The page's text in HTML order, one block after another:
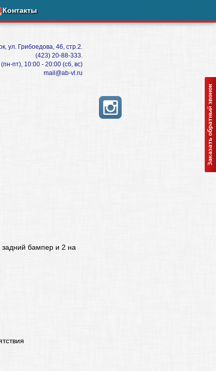
Контакты
ул. Грибоедова, 46, стр.2.
(423) 20-88-333.
пт), 10:00 - 20:00 (сб, вс)
mail@ab-vl.ru
задний бампер и 2 на